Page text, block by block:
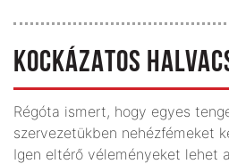
KOCKÁZATOS
Régóta ismert, hogy egyes
szervezetükben nehézfémeket
Igen eltérő véleményeket lehet